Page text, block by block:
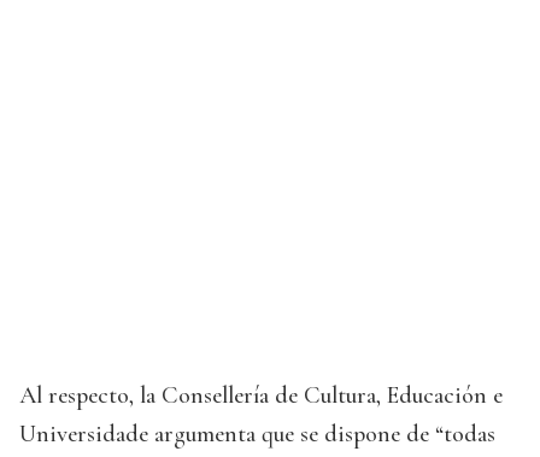
Al respecto, la Consellería de Cultura, Educación e
Universidade argumenta que se dispone de “todas